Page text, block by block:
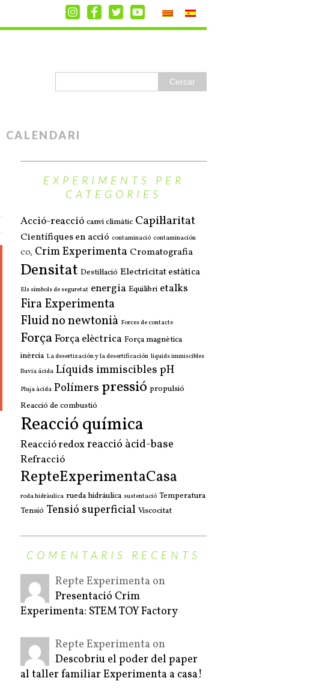
CALENDARI
EXPERIMENTS PER
CATEGORIES
Acció-reacció canvi climàtic Capil·laritat
Científiques en acció contaminació contaminación
CO₂ Crim Experimenta Cromatografia
Densitat Destil·lació Electricitat estàtica
Els símbols de seguretat energia Equilibri etalks
Fira Experimenta
Fluid no newtonià Forces de contacte
ForçaForça elèctrica Força magnètica
inèrcia La desertización y la desertificación liquids immiscibles
lluvia ácida Líquids immisciblespH
Pluja àcida Polímers pressió propulsió
Reacció de combustió
Reacció química
Reacció redoxreacció àcid-base
Refracció
RepteExperimentaCasa
roda hidràulica rueda hidráulica sustentació Temperatura
Tensió Tensió superficial Viscocitat
COMENTARIS RECENTS
Repte Experimenta on
Presentació Crim
Experimenta: STEM TOY Factory
Repte Experimenta on
Descobriu el poder del paper
al taller familiar Experimenta a casa!